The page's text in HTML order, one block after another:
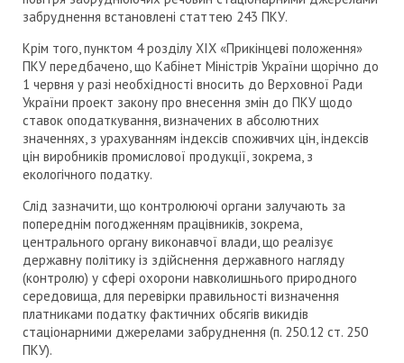
забруднення встановлені статтею 243 ПКУ.
Крім того, пунктом 4 розділу XIX «Прикінцеві положення»
ПКУ передбачено, що Кабінет Міністрів України щорічно до
1 червня у разі необхідності вносить до Верховної Ради
України проект закону про внесення змін до ПКУ щодо
ставок оподаткування, визначених в абсолютних
значеннях, з урахуванням індексів споживчих цін, індексів
цін виробників промислової продукції, зокрема, з
екологічного податку.
Слід зазначити, що контролюючі органи залучають за
попереднім погодженням працівників, зокрема,
центрального органу виконавчої влади, що реалізує
державну політику із здійснення державного нагляду
(контролю) у сфері охорони навколишнього природного
середовища, для перевірки правильності визначення
платниками податку фактичних обсягів викидів
стаціонарними джерелами забруднення (п. 250.12 ст. 250
ПКУ).